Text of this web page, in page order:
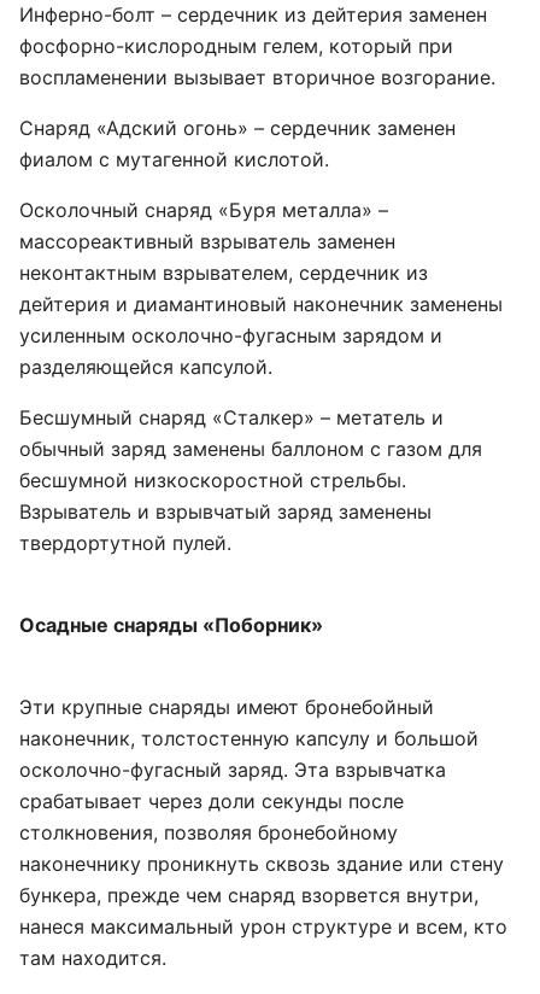
Инферно-болт – сердечник из дейтерия заменен
фосфорно-кислородным гелем, который при
воспламенении вызывает вторичное возгорание.
Снаряд «Адский огонь» – сердечник заменен
фиалом с мутагенной кислотой.
Осколочный снаряд «Буря металла» –
массореактивный взрыватель заменен
неконтактным взрывателем, сердечник из
дейтерия и диамантиновый наконечник заменены
усиленным осколочно-фугасным зарядом и
разделяющейся капсулой.
Бесшумный снаряд «Сталкер» – метатель и
обычный заряд заменены баллоном с газом для
бесшумной низкоскоростной стрельбы.
Взрыватель и взрывчатый заряд заменены
твердортутной пулей.
Осадные снаряды «Поборник»
Эти крупные снаряды имеют бронебойный
наконечник, толстостенную капсулу и большой
осколочно-фугасный заряд. Эта взрывчатка
срабатывает через доли секунды после
столкновения, позволяя бронебойному
наконечнику проникнуть сквозь здание или стену
бункера, прежде чем снаряд взорвется внутри,
нанеся максимальный урон структуре и всем, кто
там находится.